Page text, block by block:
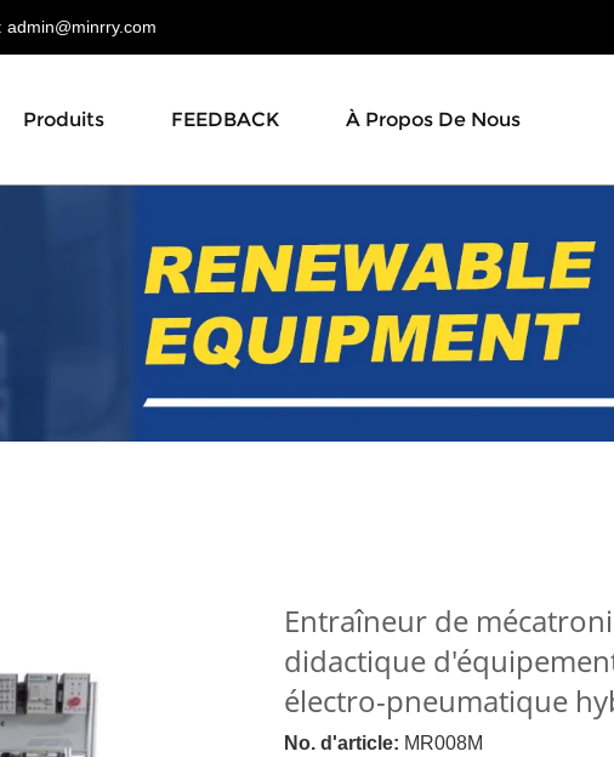
admin@minrry.com
Produits FEEDBACK À Propos De Nous
Entraîneur de
didactique
électro-pneumatique
No. d'article: MR008M